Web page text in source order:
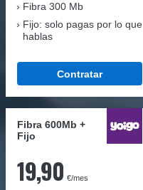
Fibra 300 Mb
Fijo: solo pagas por lo que
hablas
Contratar
Fibra 600Mb +
Fijo
19,90 €/mes